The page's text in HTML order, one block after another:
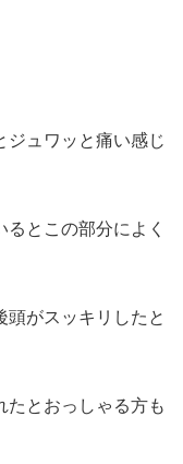
ジュワッと痛い感じ
とこの部分によく
頭がスッキリしたと
たとおっしゃる方も